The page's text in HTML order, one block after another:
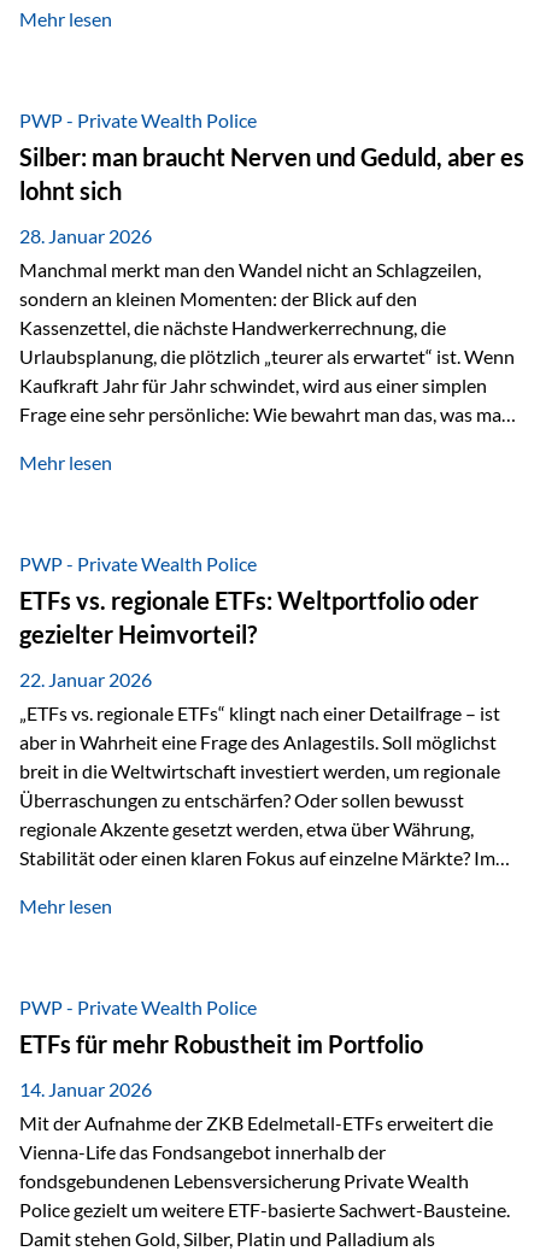
starken Anstiegen. Diese verändern jedoch nicht die
von geopolitischen Spannungen, einer stark ausgeweiteten
Geldmenge sowie strukturellen Verschiebungen an den
Kapitalmärkten geprägt ist, bleibt Gold ein bewährter Anker.
Nicht, weil…
Mehr lesen
PWP - Private Wealth Police
Silber: man braucht Nerven und Geduld, aber es
lohnt sich
28. Januar 2026
Manchmal merkt man den Wandel nicht an Schlagzeilen,
sondern an kleinen Momenten: der Blick auf den
Kassenzettel, die nächste Handwerkerrechnung, die
Urlaubsplanung, die plötzlich „teurer als erwartet“ ist. Wenn
Kaufkraft Jahr für Jahr schwindet, wird aus einer simplen
Frage eine sehr persönliche: Wie bewahrt man das, was man
Sachwerten mit einer Investition in Sachwerte zu
gerade dann, wenn Märkte nervös werden,…
Mehr lesen
PWP - Private Wealth Police
ETFs vs. regionale ETFs: Weltportfolio oder
gezielter Heimvorteil?
22. Januar 2026
„ETFs vs. regionale ETFs“ klingt nach einer Detailfrage – ist
aber in Wahrheit eine Frage des Anlagestils. Soll möglichst
breit in die Weltwirtschaft investiert werden, um regionale
Überraschungen zu entschärfen? Oder sollen bewusst
regionale Akzente gesetzt werden, etwa über Währung,
Stabilität oder einen klaren Fokus auf einzelne Märkte? Im
Wealth Police der Vienna-Life lassen sich beide Ansätze
Risikostreuung, Inflationsrobustheit und Stabilisierung. 1)
Die Philosophiefrage: breit oder bewusst? Global investieren
bedeutet: Das Portfolio bildet die Weltmärkte möglichst
breit ab, ohne die…
Mehr lesen
PWP - Private Wealth Police
ETFs für mehr Robustheit im Portfolio
14. Januar 2026
Mit der Aufnahme der ZKB Edelmetall-ETFs erweitert die
Vienna-Life das Fondsangebot innerhalb der
fondsgebundenen Lebensversicherung Private Wealth
Police gezielt um weitere ETF-basierte Sachwert-Bausteine.
Damit stehen Gold, Silber, Platin und Palladium als